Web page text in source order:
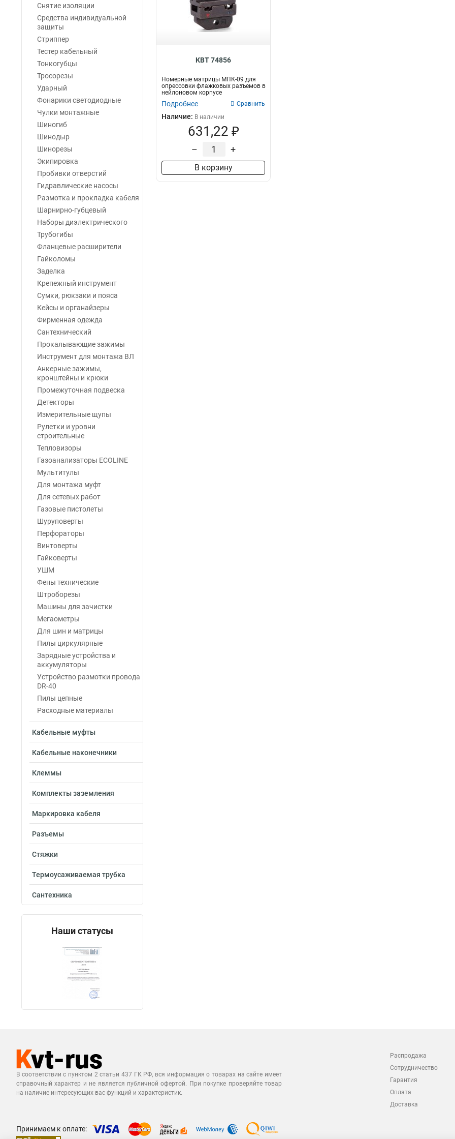
Снятие изоляции
Средства индивидуальной
защиты
Стриппер
Тестер кабельный
Тонкогубцы
Тросорезы
Ударный
Фонарики светодиодные
Чулки монтажные
Шиногиб
Шинодыр
Шинорезы
Экипировка
Пробивки отверстий
Гидравлические насосы
Размотка и прокладка кабеля
Шарнирно-губцевый
Наборы диэлектрического
Трубогибы
Фланцевые расширители
Гайколомы
Заделка
Крепежный инструмент
Сумки, рюкзаки и пояса
Кейсы и органайзеры
Фирменная одежда
Сантехнический
Прокалывающие зажимы
Инструмент для монтажа ВЛ
Анкерные зажимы,
кронштейны и крюки
Промежуточная подвеска
Детекторы
Измерительные щупы
Рулетки и уровни
строительные
Тепловизоры
Газоанализаторы ECOLINE
Мультитулы
Для монтажа муфт
Для сетевых работ
Газовые пистолеты
Шуруповерты
Перфораторы
Винтоверты
Гайковерты
УШМ
Фены технические
Штроборезы
Машины для зачистки
Мегаометры
Для шин и матрицы
Пилы циркулярные
Зарядные устройства и
аккумуляторы
Устройство размотки провода
DR-40
Пилы цепные
Расходные материалы
Кабельные муфты
Кабельные наконечники
Клеммы
Комплекты заземления
Маркировка кабеля
Разъемы
Стяжки
Термоусаживаемая трубка
Сантехника
Наши статусы
КВТ 74856
Номерные матрицы МПК-09 для
опрессовки флажковых разъемов в
нейлоновом корпусе
Подробнее Сравнить
Наличие: В наличии
631,22 ₽
– +
В корзину
В соответствии с пунктом 2 статьи 437 ГК РФ, вся информация о товарах на сайте имеет
справочный характер и не является публичной офертой. При покупке проверяйте товар
на наличие интересующих вас функций и характеристик.
Распродажа
Сотрудничество
Гарантия
Оплата
Доставка
Принимаем к оплате: